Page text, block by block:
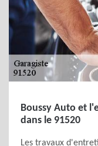
Boussy Auto et
dans le 91520
Les travaux